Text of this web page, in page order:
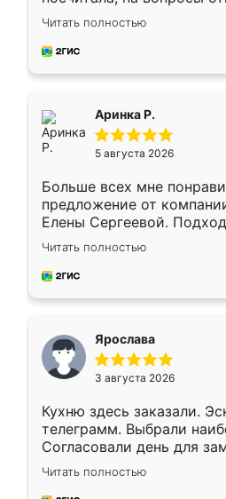
Замерщик приехал в
делу со всей
за день, ребята работали
Читать полностью
Аринка Р.
5 августа 2026
Больше всех мне
предложение от
Елены Сергеевой.
короткие сроки
для замера сотрудник
предложил по моему
Читать полностью
Ярослава
3 августа 2026
Кухню здесь заказали.
телеграмм. Выбрали
Согласовали день для
недели кухня была уже
довольны работой.
Читать полностью